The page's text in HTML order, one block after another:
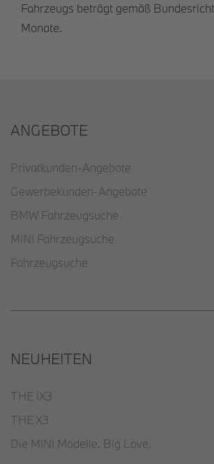
Fahrzeugs beträgt gemäß
Monate.
ANGEBOTE
Privatkunden-Angebote
Gewerbekunden-Angebote
BMW Fahrzeugsuche
MINI Fahrzeugsuche
Fahrzeugsuche
NEUHEITEN
THE iX3
THE X3
Die MINI Modelle. Big Love.